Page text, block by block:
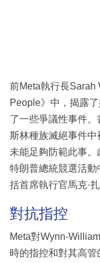
區
前Meta執行長Sarah
People》中，揭露
了一些爭議性事件
斯林種族滅絕事件
未能足夠防範此事
特朗普總統競選活
括首席執行官馬克·
對抗指控
Meta對Wynn-
時的指控和對其高